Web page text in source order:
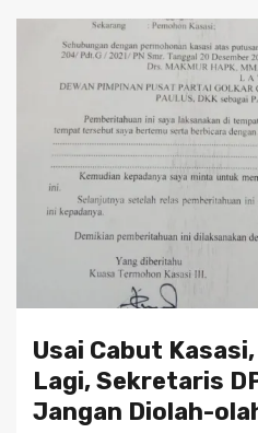
Usai Cabut
Lagi, Sekretaris
Jangan Diolah-